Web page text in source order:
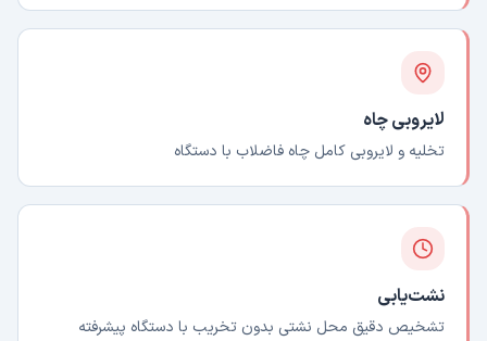
لایروبی چاه
تخلیه و لایروبی کامل چاه فاضلاب با دستگاه
نشت‌یابی
تشخیص دقیق محل نشتی بدون تخریب با دستگاه پیشرفته